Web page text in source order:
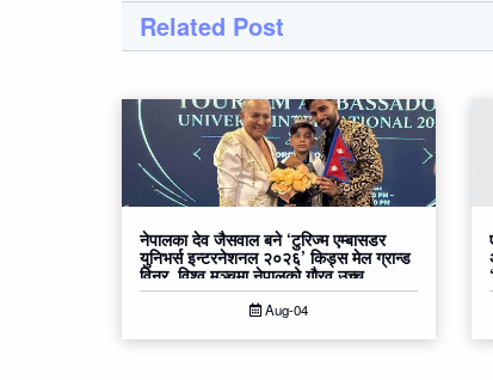
Related Post
नेपालका देव जैसवाल बने ‘टुरिज्म एम्बासडर
युनिभर्स इन्टरनेशनल २०२६’ किड्स मेल ग्रान्ड
विनर, विश्व मञ्चमा नेपालको गौरव उच्च
Aug-04